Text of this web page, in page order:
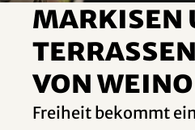
Markisen
von
Freiheit bekommt